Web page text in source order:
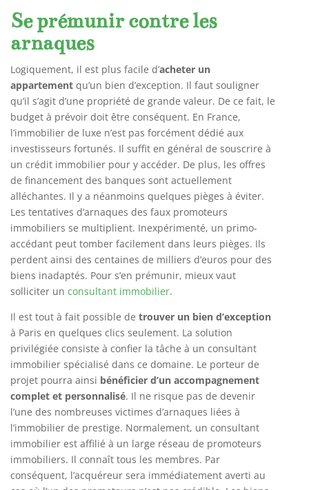
Se prémunir contre les
arnaques
Logiquement, il est plus facile d’acheter un
appartement qu’un bien d’exception. Il faut souligner
qu’il s’agit d’une propriété de grande valeur. De ce fait, le
budget à prévoir doit être conséquent. En France,
l’immobilier de luxe n’est pas forcément dédié aux
investisseurs fortunés. Il suffit en général de souscrire à
un crédit immobilier pour y accéder. De plus, les offres
de financement des banques sont actuellement
alléchantes. Il y a néanmoins quelques pièges à éviter.
Les tentatives d’arnaques des faux promoteurs
immobiliers se multiplient. Inexpérimenté, un primo-
accédant peut tomber facilement dans leurs pièges. Ils
perdent ainsi des centaines de milliers d’euros pour des
biens inadaptés. Pour s’en prémunir, mieux vaut
solliciter un consultant immobilier.
Il est tout à fait possible de trouver un bien d’exception
à Paris en quelques clics seulement. La solution
privilégiée consiste à confier la tâche à un consultant
immobilier spécialisé dans ce domaine. Le porteur de
projet pourra ainsi bénéficier d’un accompagnement
complet et personnalisé. Il ne risque pas de devenir
l’une des nombreuses victimes d’arnaques liées à
l’immobilier de prestige. Normalement, un consultant
immobilier est affilié à un large réseau de promoteurs
immobiliers. Il connaît tous les membres. Par
conséquent, l’acquéreur sera immédiatement averti au